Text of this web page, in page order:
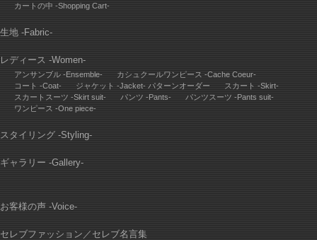
カートの中 -Shopping Cart-
生地 -Fabric-
レディース -Women-
アンサンブル -Ensemble-
カシュクールワンピース -Cache Coeur-
コート -Coat-
ジャケット -Jacket- パターンオーダー
スカート -Skirt-
スカートスーツ -Skirt suit-
パンツ -Pants-
パンツスーツ -Pants suit-
ワンピース -One piece-
スタイリング -Styling-
ギャラリー -Gallery-
お客様の声 -Voice-
セレブファッション ／ セレブ名言集